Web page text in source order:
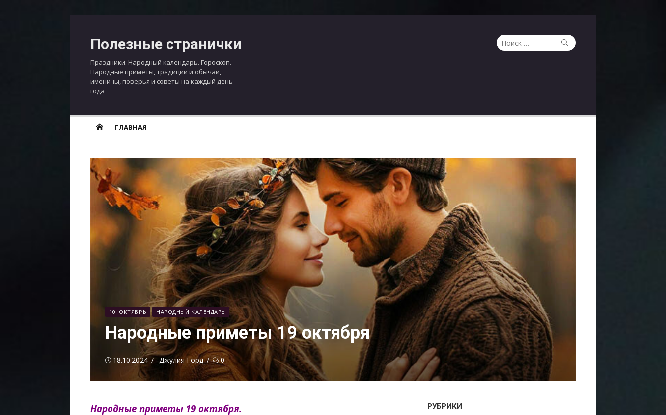
Полезные странички
Праздники. Народный календарь. Гороскоп.
Народные приметы, традиции и обычаи,
именины, поверья и советы на каждый день
года
Поиск
по:
Поиск
ГЛАВНАЯ
10. ОКТЯБРЬ НАРОДНЫЙ КАЛЕНДАРЬ
Народные приметы 19 октября
Опубликовано
18.10.2024 Автор
Джулия Горд 0
Народные приметы 19 октября. РУБРИКИ